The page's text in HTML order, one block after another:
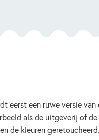
eerst een ruwe versie
als de uitgeverij of
de kleuren